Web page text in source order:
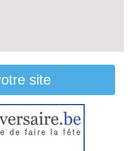
site